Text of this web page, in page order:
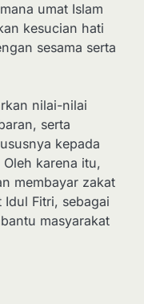
umat Islam
kesucian hati
sesama serta
nilai-nilai
serta
kepada
karena itu,
membayar zakat
Fitri, sebagai
masyarakat